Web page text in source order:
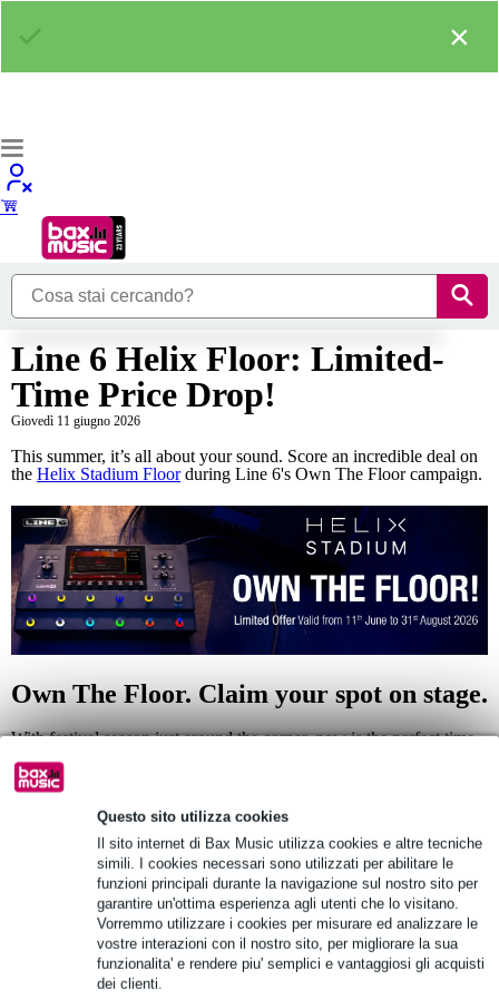
Questo sito utilizza cookies
Il sito internet di Bax Music utilizza cookies e altre tecniche
simili. I cookies necessari sono utilizzati per abilitare le
funzioni principali durante la navigazione sul nostro sito per
garantire un'ottima esperienza agli utenti che lo visitano.
Vorremmo utilizzare i cookies per misurare ed analizzare le
vostre interazioni con il nostro sito, per migliorare la sua
funzionalita' e rendere piu' semplici e vantaggiosi gli acquisti
dei clienti.
Line 6 Helix Floor: Limited-
Time Price Drop!
Giovedì 11 giugno 2026
This summer, it’s all about your sound. Score an incredible deal on
the Helix Stadium Floorduring Line 6's Own The Floor campaign.
Own The Floor. Claim your spot on stage.
With festival season just around the corner, now is the perfect time
Throughout the Own The Floor campaign, the
is available at an unbeatable promo price. From June 11th through
August 31st, 2026, this powerhouse multi-effects processor takes
center stage. It’s the ultimate opportunity for guitarists ready to craft
their perfect tone—whether you're tearing it up live, tracking in the
studio, or jamming out new ideas at home.
×